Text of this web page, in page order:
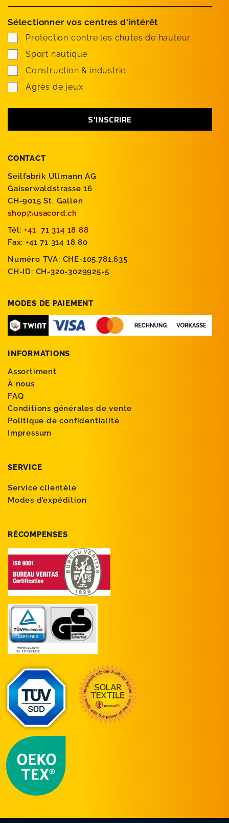
CONTACT
Seilfabrik Ullmann AG
Gaiserwaldstrasse 16
CH-9015 St. Gallen
shop@usacord.ch
Tél: +41 71 314 18 88
Fax: +41 71 314 18 80
Numéro TVA: CHE-105.781.635
CH-ID: CH-320-3029925-5
MODES DE PAIEMENT
INFORMATIONS
Assortiment
À nous
FAQ
Conditions générales de vente
Politique de confidentialité
Impressum
SERVICE
Service clientèle
Modes d’expédition
RÉCOMPENSES
Sélectionner vos centres d'intérêt
Protection contre les chutes de hauteur
Sport nautique
Construction & industrie
Agrès de jeux